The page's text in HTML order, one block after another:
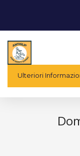
Ulteriori